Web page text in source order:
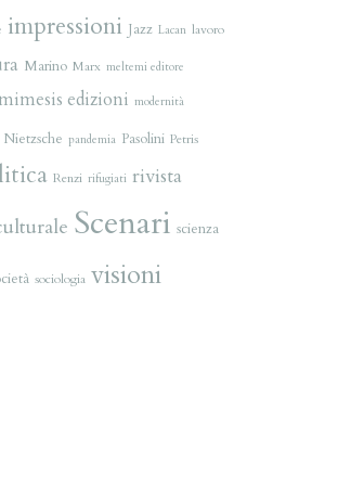
impressioni Jazz Lacan lavoro
Marino Marx meltemi editore
mimesis edizioni modernità
Nietzsche pandemia Pasolini Petris
Renzi rifugiati rivista
Scenari scienza
sociologia visioni